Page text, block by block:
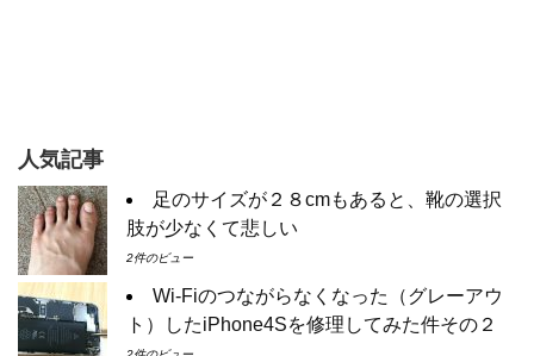
人気記事
足のサイズが２８cmもあると、靴の選択
肢が少なくて悲しい
2件のビュー
Wi-Fiのつながらなくなった（グレーアウ
ト）したiPhone4Sを修理してみた件その２